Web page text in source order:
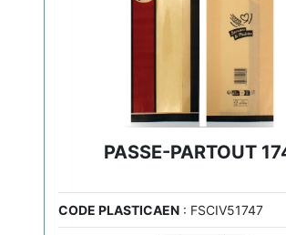
PASSE-PARTOUT
CODE PLASTICAEN : FSCIV51747